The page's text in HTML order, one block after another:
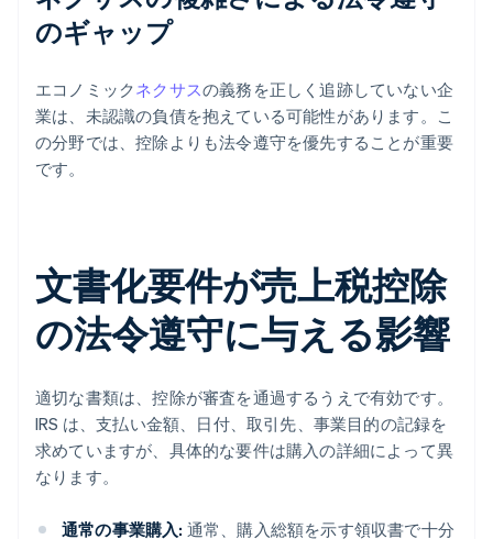
のギャップ
エコノミックネクサスの義務を正しく追跡していない企
業は、未認識の負債を抱えている可能性があります。こ
の分野では、控除よりも法令遵守を優先することが重要
です。
文書化要件が売上税控除
の法令遵守に与える影響
適切な書類は、控除が審査を通過するうえで有効です。
IRS は、支払い金額、日付、取引先、事業目的の記録を
求めていますが、具体的な要件は購入の詳細によって異
なります。
通常の事業購入: 通常、購入総額を示す領収書で十分